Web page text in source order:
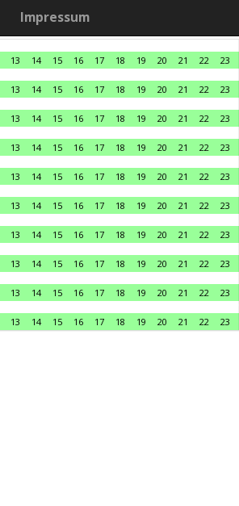
Impressum
13 14 15 16 17 18 19 20 21 22
23
13 14 15 16 17 18 19 20 21 22
23
13 14 15 16 17 18 19 20 21 22
23
13 14 15 16 17 18 19 20 21 22
23
13 14 15 16 17 18 19 20 21 22
23
13 14 15 16 17 18 19 20 21 22
23
13 14 15 16 17 18 19 20 21 22
23
13 14 15 16 17 18 19 20 21 22
23
13 14 15 16 17 18 19 20 21 22
23
13 14 15 16 17 18 19 20 21 22 23